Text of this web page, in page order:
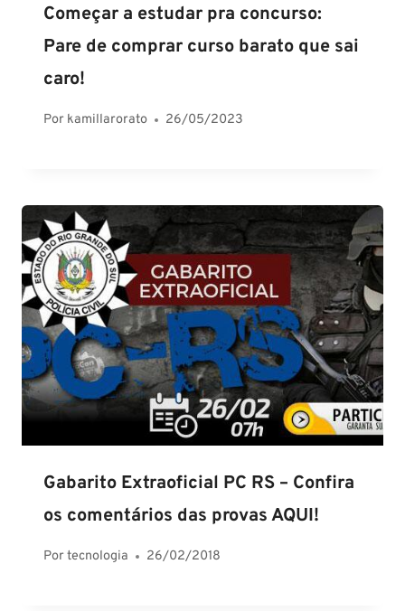
Começar a estudar pra concurso:
Pare de comprar curso barato que sai
caro!
Por kamillarorato 26/05/2023
Gabarito Extraoficial PC RS – Confira
os comentários das provas AQUI!
Portecnologia 26/02/2018